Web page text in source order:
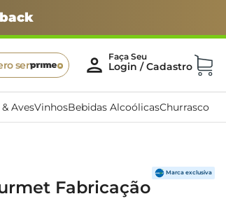
ser
AvesVinhosBebidas AlcoólicasChurrasco
Fabricação